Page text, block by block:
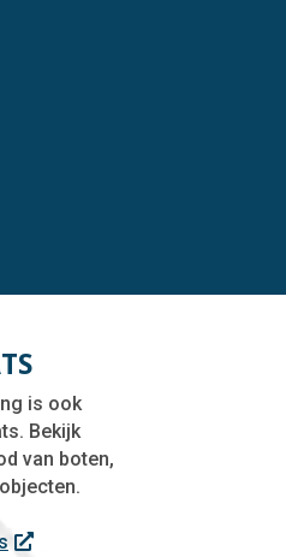
is ook
Bekijk
van boten,